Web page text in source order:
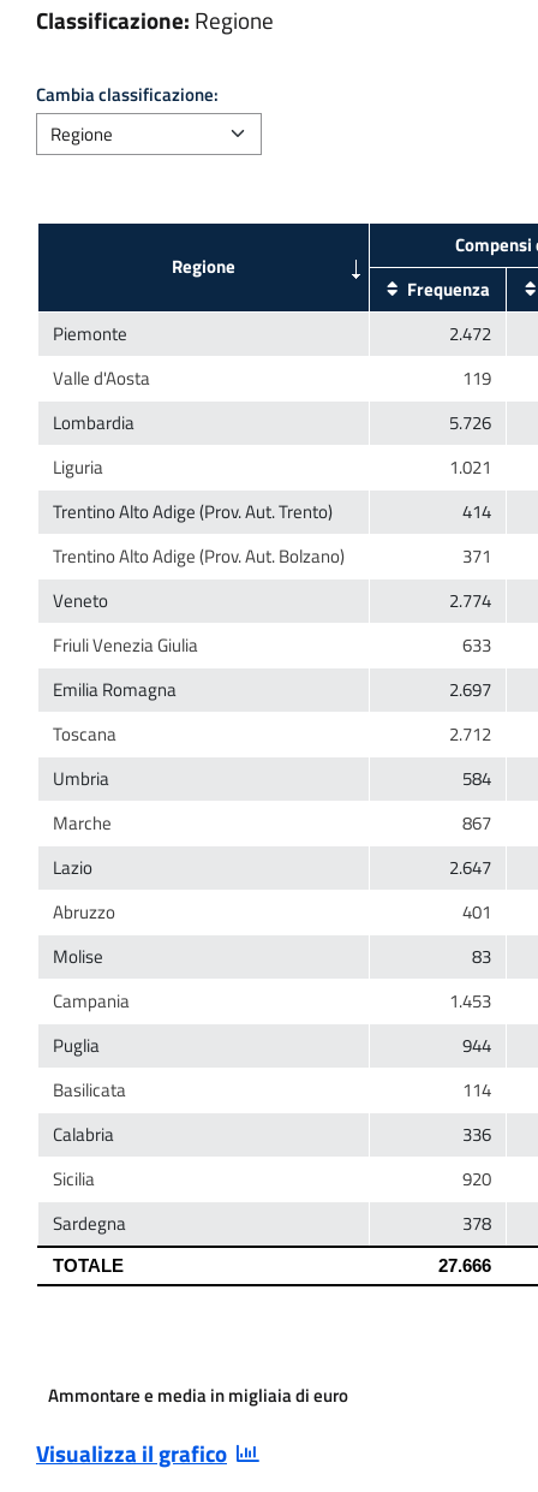
Classificazione: Regione
Cambia classificazione:
Ammontare e media in migliaia di euro